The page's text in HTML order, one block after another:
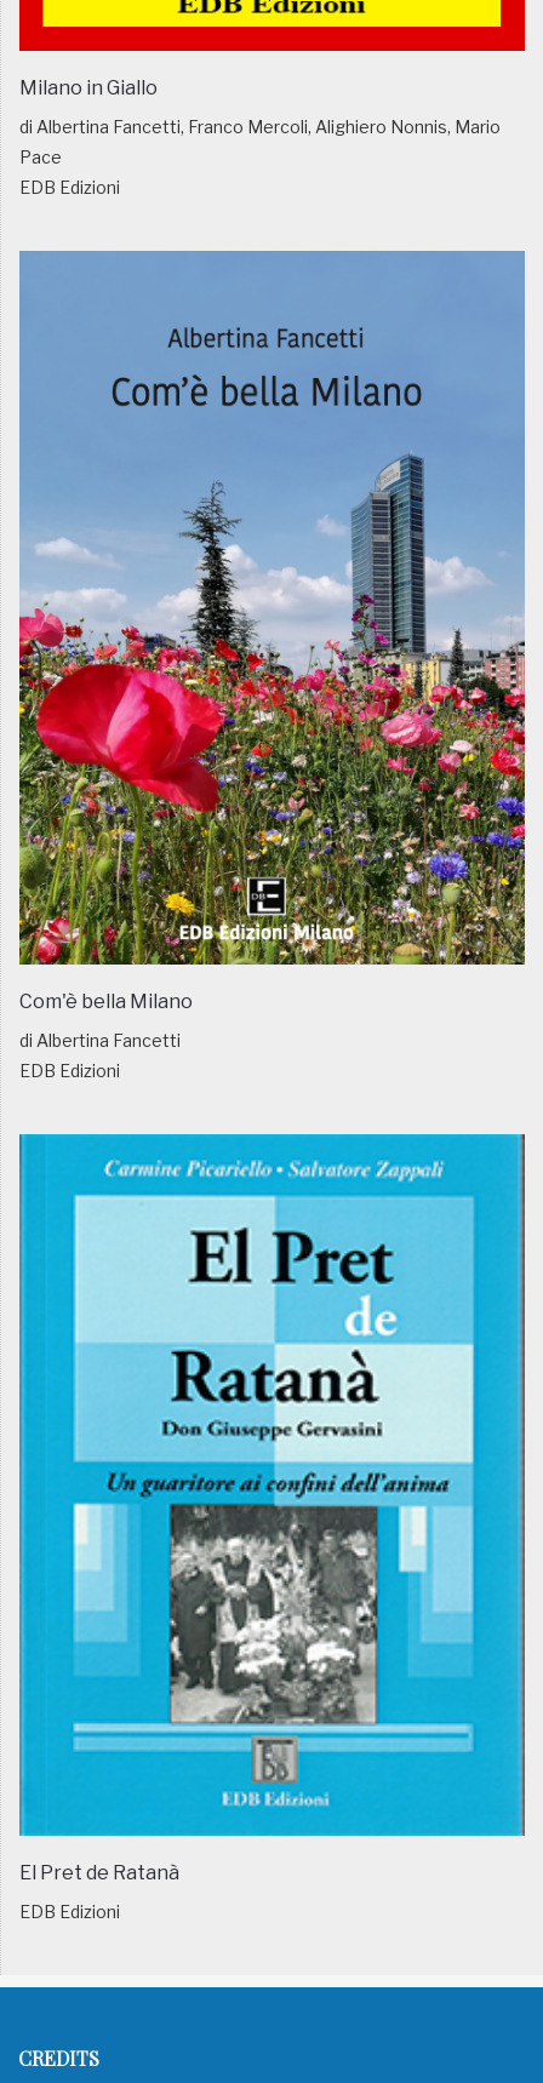
Milano in Giallo
di Albertina Fancetti, Franco Mercoli, Alighiero Nonnis, Mario
Pace
EDB Edizioni
Com'è bella Milano
di Albertina Fancetti
EDB Edizioni
El Pret de Ratanà
EDB Edizioni
CREDITS